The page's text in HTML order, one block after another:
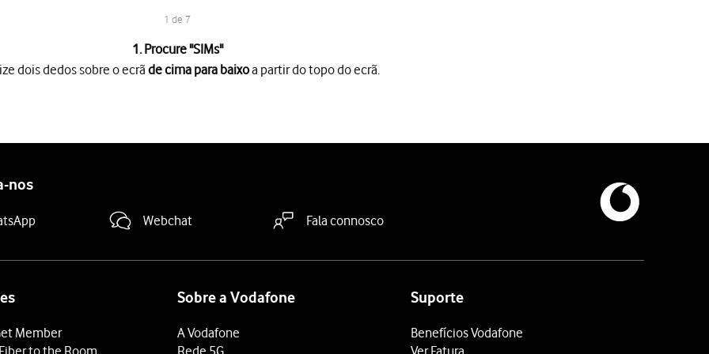
1 de 7
1. Procure "SIMs"
dois dedos sobre o ecrãde cima para baixoa partir do topo do ecrã.
deslize o dedo de baixo para cima a partir da base do ecrã.
nos
Webchat Fala connosco
Member
to the Room
Sobre a Vodafone
A Vodafone
Rede 5G
Suporte
Benefícios Vodafone
Ver Fatura